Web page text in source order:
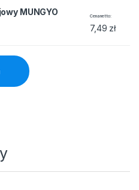
quantity
MUNGYO
Cena netto
7,49 zł